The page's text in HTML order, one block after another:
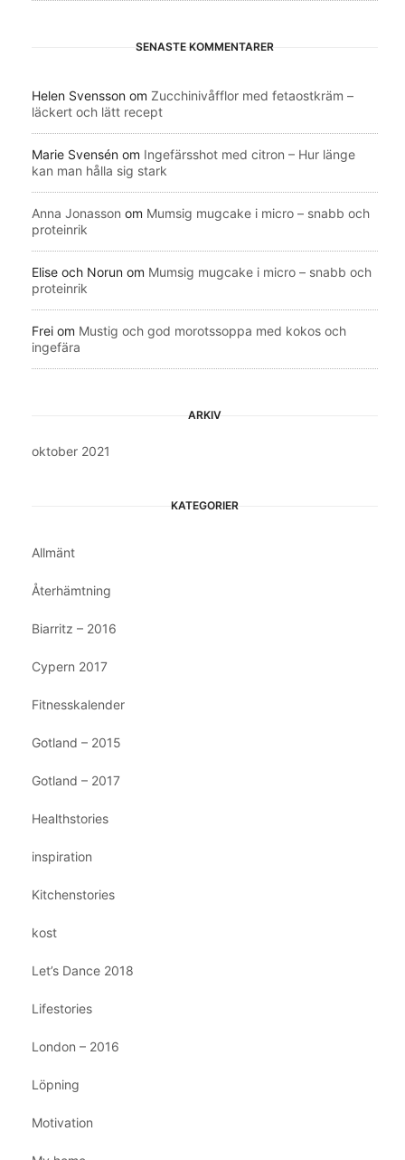
SENASTE KOMMENTARER
Helen Svensson om Zucchinivåfflor med fetaostkräm –
läckert och lätt recept
Marie Svensén om Ingefärsshot med citron – Hur länge
kan man hålla sig stark
Anna Jonasson om Mumsig mugcake i micro – snabb och
proteinrik
Elise och Norun om Mumsig mugcake i micro – snabb och
proteinrik
Frei om Mustig och god morotssoppa med kokos och
ingefära
ARKIV
oktober 2021
KATEGORIER
Allmänt
Återhämtning
Biarritz – 2016
Cypern 2017
Fitnesskalender
Gotland – 2015
Gotland – 2017
Healthstories
inspiration
Kitchenstories
kost
Let’s Dance 2018
Lifestories
London – 2016
Löpning
Motivation